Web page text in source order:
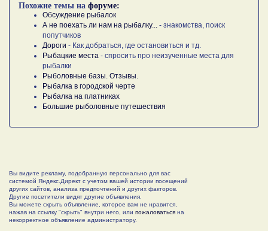
Похожие темы на форуме:
Обсуждение рыбалок
А не поехать ли нам на рыбалку...
- знакомства, поиск
попутчиков
Дороги - Как добраться, где остановиться и тд.
Рыбацкие места - спросить про неизученные места для
рыбалки
Рыболовные базы. Отзывы.
Рыбалка в городской черте
Рыбалка на платниках
Большие рыболовные путешествия
Вы видите рекламу, подобранную персонально для вас
системой Яндекс.Директ с учетом вашей истории посещений
других сайтов, анализа предпочтений и других факторов.
Другие посетители видят другие объявления.
Вы можете скрыть объявление, которое вам не нравится,
нажав на ссылку "скрыть" внутри него, или пожаловаться на
некорректное объявление администратору.